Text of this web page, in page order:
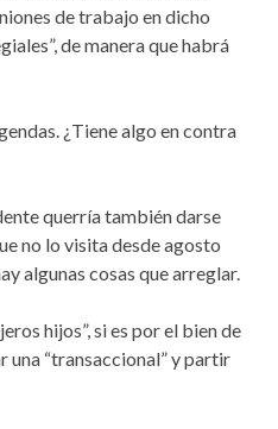
de trabajo en dicho
de manera que habrá
¿Tiene algo en contra
querría también darse
no lo visita desde agosto
algunas cosas que arreglar.
hijos”, si es por el bien de
una “transaccional” y partir